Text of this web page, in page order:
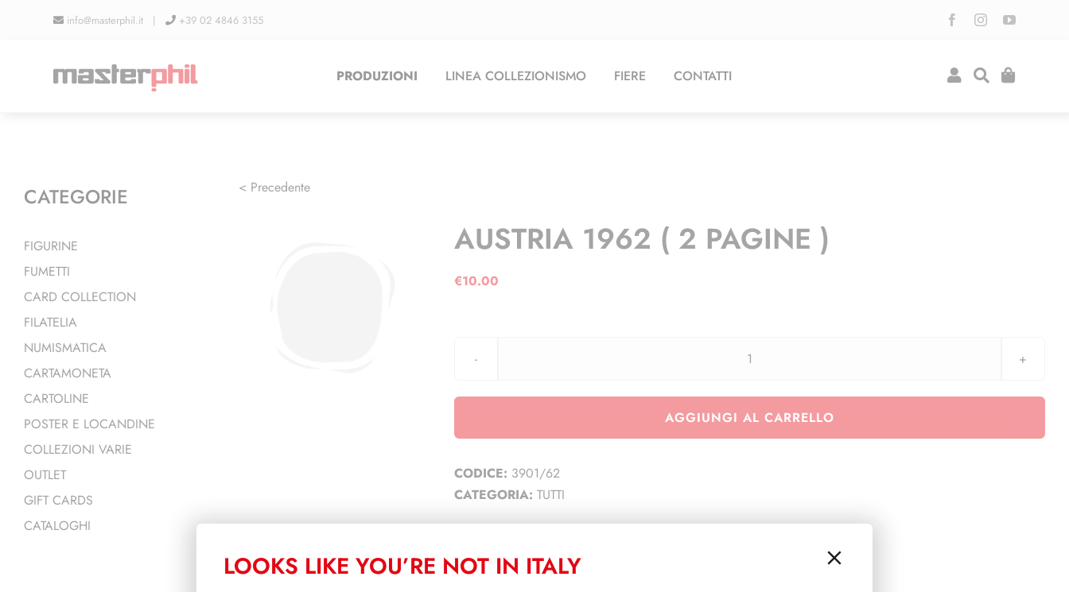
info@masterphil.it | +39 02 4846 3155
PRODUZIONI LINEA COLLEZIONISMO FIERE CONTATTI
< Precedente
AUSTRIA 1962 ( 2 PAGINE )
€10.00
AUSTRIA
(
AGGIUNGI AL CARRELLO
CODICE: 3901/62
CATEGORIA: TUTTI
PRODOTTI CORRELATI
CATEGORIE
FIGURINE
FUMETTI
CARD COLLECTION
FILATELIA
NUMISMATICA
CARTAMONETA
CARTOLINE
POSTER E LOCANDINE
COLLEZIONI VARIE
OUTLET
GIFT CARDS
CATALOGHI
LOOKS LIKE YOU’RE NOT IN ITALY